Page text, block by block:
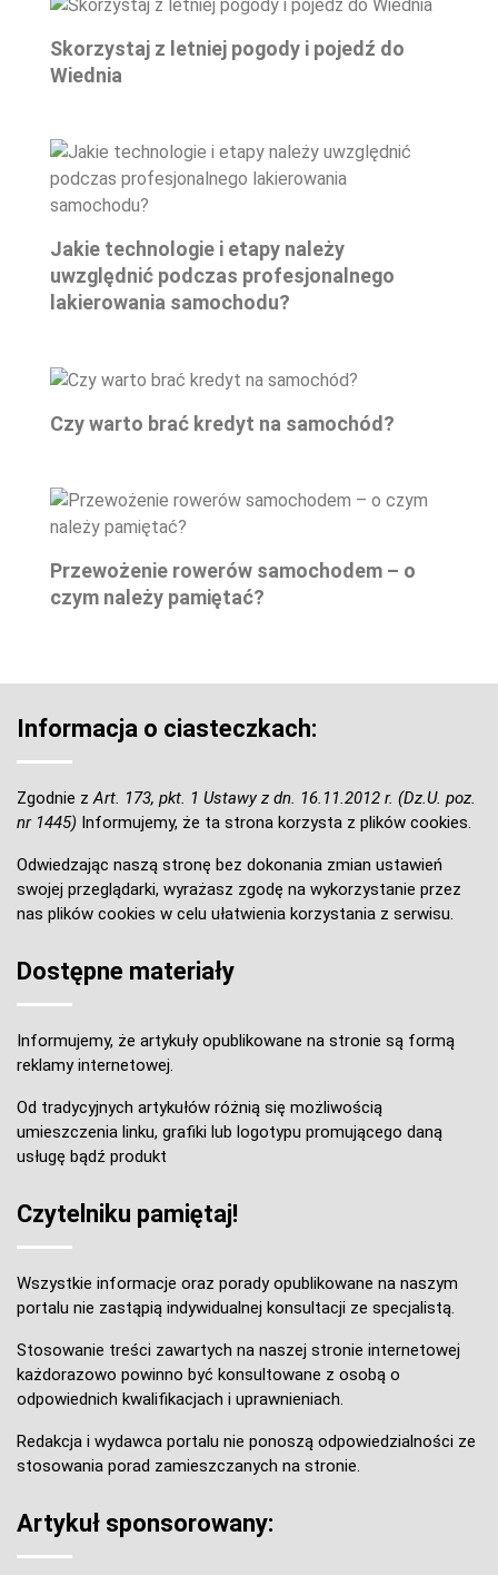
Skorzystaj z letniej pogody i pojedź do
Wiednia
Jakie technologie i etapy należy
uwzględnić podczas profesjonalnego
lakierowania samochodu?
Czy warto brać kredyt na samochód?
Przewożenie rowerów samochodem – o
czym należy pamiętać?
Informacja o ciasteczkach:
Zgodnie z Art. 173, pkt. 1 Ustawy z dn. 16.11.2012 r. (Dz.U. poz.
nr 1445) Informujemy, że ta strona korzysta z plików cookies.
Odwiedzając naszą stronę bez dokonania zmian ustawień
swojej przeglądarki, wyrażasz zgodę na wykorzystanie przez
nas plików cookies w celu ułatwienia korzystania z serwisu.
Dostępne materiały
Informujemy, że artykuły opublikowane na stronie są formą
reklamy internetowej.
Od tradycyjnych artykułów różnią się możliwością
umieszczenia linku, grafiki lub logotypu promującego daną
usługę bądź produkt
Czytelniku pamiętaj!
Wszystkie informacje oraz porady opublikowane na naszym
portalu nie zastąpią indywidualnej konsultacji ze specjalistą.
Stosowanie treści zawartych na naszej stronie internetowej
każdorazowo powinno być konsultowane z osobą o
odpowiednich kwalifikacjach i uprawnieniach.
Redakcja i wydawca portalu nie ponoszą odpowiedzialności ze
stosowania porad zamieszczanych na stronie.
Artykuł sponsorowany: